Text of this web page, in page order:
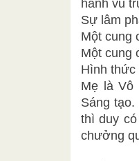
hành vũ
Sự lâm
Một cung
Một cung
Hình thức
Mẹ là Vô
Sáng
thì duy
chưởng